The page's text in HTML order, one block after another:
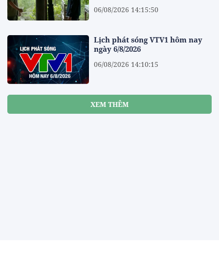
06/08/2026 14:15:50
Lịch phát sóng VTV1 hôm nay
ngày 6/8/2026
06/08/2026 14:10:15
XEM THÊM